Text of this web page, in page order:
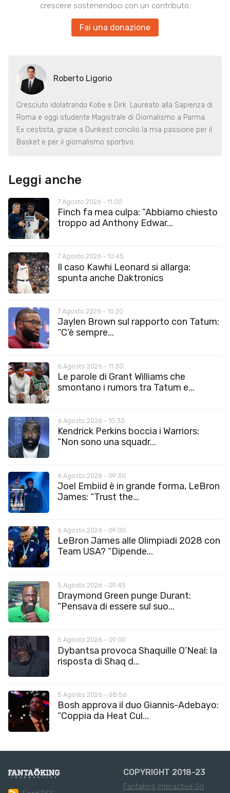
crescere sostenendoci con un contributo.
Fai una donazione
Roberto Ligorio
Cresciuto idolatrando Kobe e Dirk. Laureato alla Sapienza di
Roma e oggi studente Magistrale di Giornalismo a Parma.
Ex cestista, grazie a Dunkest concilio la mia passione per il
Basket e per il giornalismo sportivo.
Leggi anche
7 Agosto 2026 - 11:00
Finch fa mea culpa: “Abbiamo chiesto
troppo ad Anthony Edwar...
7 Agosto 2026 - 10:45
Il caso Kawhi Leonard si allarga:
spunta anche Daktronics
7 Agosto 2026 - 10:20
Jaylen Brown sul rapporto con Tatum:
“C’è sempre...
6 Agosto 2026 - 11:30
Le parole di Grant Williams che
smontano i rumors tra Tatum e...
6 Agosto 2026 - 10:30
Kendrick Perkins boccia i Warriors:
“Non sono una squadr...
6 Agosto 2026 - 09:30
Joel Embiid è in grande forma, LeBron
James: “Trust the...
6 Agosto 2026 - 09:00
LeBron James alle Olimpiadi 2028 con
Team USA? “Dipende...
5 Agosto 2026 - 09:45
Draymond Green punge Durant:
“Pensava di essere sul suo...
5 Agosto 2026 - 09:00
Dybantsa provoca Shaquille O’Neal: la
risposta di Shaq d...
5 Agosto 2026 - 08:56
Bosh approva il duo Giannis-Adebayo:
“Coppia da Heat Cul...
COPYRIGHT 2018-23
Fantaking Interactive Srl